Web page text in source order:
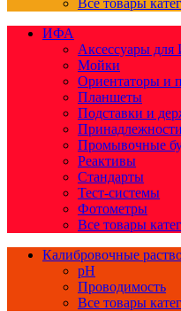
Все товары
ИФА
Аксессуары
Мойки
Ориентаторы и
Планшеты
Подставки и
Промывочные
Реактивы
Стандарты
Тест-системы
Фотометры
Все товары
Калибровочные
pH
Проводимость
Все товары